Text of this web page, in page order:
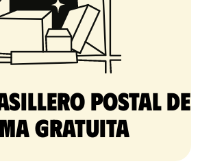
postal de
gratuita​